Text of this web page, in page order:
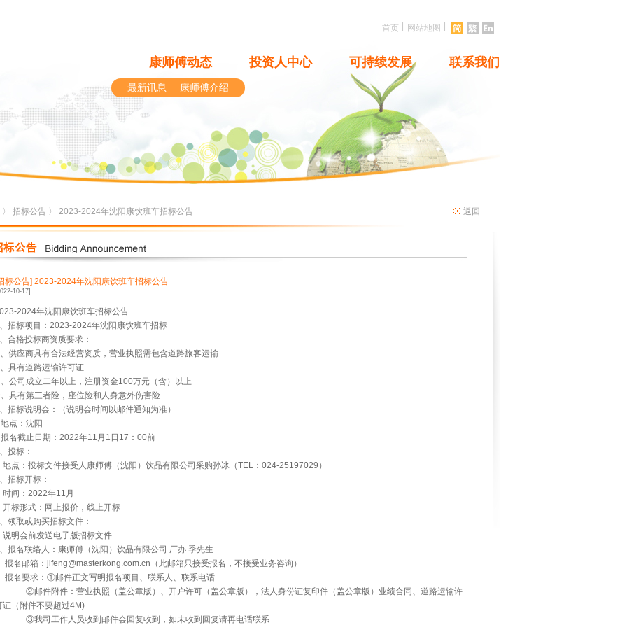
首页 网站地图
康师傅动态 投资人中心 可持续发展 联系我们
最新讯息 康师傅介绍
〉 招标公告 〉 2023-2024年沈阳康饮班车招标公告 返回
标公告] 2023-2024年沈阳康饮班车招标公告
10-17]
2024年沈阳康饮班车招标公告
招标项目：2023-2024年沈阳康饮班车招标
合格投标商资质要求：
供应商具有合法经营资质，营业执照需包含道路旅客运输
具有道路运输许可证
公司成立二年以上，注册资金100万元（含）以上
具有第三者险，座位险和人身意外伤害险
招标说明会：（说明会时间以邮件通知为准）
点：沈阳
名截止日期：2022年11月1日17：00前
投标：
点：投标文件接受人康师傅（沈阳）饮品有限公司采购孙冰（TEL：024-25197029）
招标开标：
间：2022年11月
标形式：网上报价，线上开标
领取或购买招标文件：
明会前发送电子版招标文件
报名联络人：康师傅（沈阳）饮品有限公司 厂办 季先生
名邮箱：jifeng@masterkong.com.cn（此邮箱只接受报名，不接受业务咨询）
名要求：①邮件正文写明报名项目、联系人、联系电话
件附件：营业执照（盖公章版）、开户许可（盖公章版），法人身份证复印件（盖公章版）业绩合同、道路运输许
证（附件不要超过4M)
司工作人员收到邮件会回复收到，如未收到回复请再电话联系